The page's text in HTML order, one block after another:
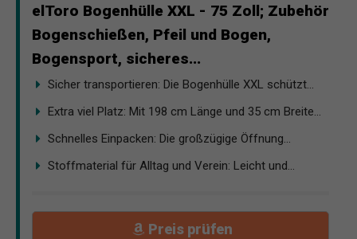
elToro Bogenhülle XXL - 75 Zoll; Zubehör
Bogenschießen, Pfeil und Bogen,
Bogensport, sicheres...
Sicher transportieren: Die Bogenhülle XXL schützt...
Extra viel Platz: Mit 198 cm Länge und 35 cm Breite...
Schnelles Einpacken: Die großzügige Öffnung...
Stoffmaterial für Alltag und Verein: Leicht und...
Preis prüfen